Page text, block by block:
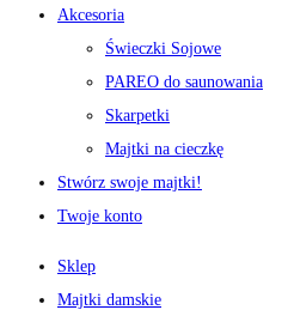
Akcesoria
Świeczki Sojowe
PAREO do saunowania
Skarpetki
Majtki na cieczkę
Stwórz swoje majtki!
Twoje konto
Sklep
Majtki damskie